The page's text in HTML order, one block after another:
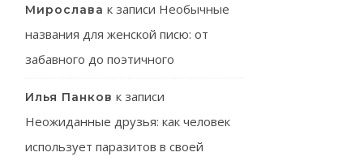
Мирослава к записи Необычные
названия для женской писю: от
забавного до поэтичного
Илья Панков к записи
Неожиданные друзья: как человек
использует паразитов в своей